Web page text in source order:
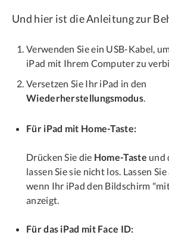
Und hier ist die Anleitung zur
Verwenden Sie ein USB-Kabel,
iPad mit Ihrem Computer zu
Versetzen Sie Ihr iPad in den
Wiederherstellungsmodus.
Für iPad mit Home-Taste:
Drücken Sie die Home-Taste und
lassen Sie sie nicht los. Lassen Sie
wenn Ihr iPad den Bildschirm
anzeigt.
Für das iPad mit Face ID: